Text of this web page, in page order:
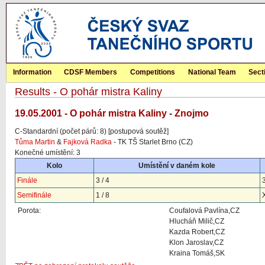
Information CDSF Members Competitions National Team
Results - O pohár mistra Kaliny
19.05.2001 - O pohár mistra Kaliny - Znojmo
C-Standardní (počet párů: 8) [postupová soutěž]
Tůma Martin & Fajková Radka - TK TŠ Starlet Brno (CZ)
Konečné umístění: 3
Kolo
Umístění v daném kole
Finále
3 / 4
Semifinále
1 / 8
Porota:
Coufalová Pavlína,CZ
Hlucháň Milič,CZ
Kazda Robert,CZ
Klon Jaroslav,CZ
Kraina Tomáš,SK